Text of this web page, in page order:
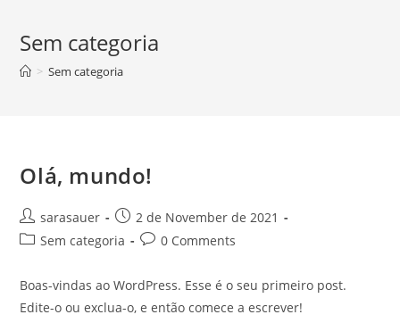
Sem categoria
> Sem categoria
Olá, mundo!
Post
author:
sarasauer
Post
published:
2 de November de 2021
PostSem categoria
Post0 Comments
Boas-vindas ao WordPress. Esse é o seu primeiro post.
Edite-o ou exclua-o, e então comece a escrever!